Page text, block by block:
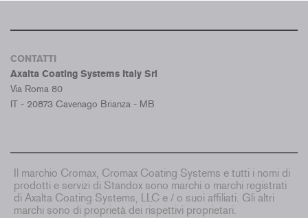
CONTATTI
Axalta Coating Systems Italy Srl
Via Roma 80
IT - 20873 Cavenago Brianza - MB
Il marchio Cromax, Cromax Coating Systems e tutti i nomi di
prodotti e servizi di Standox sono marchi o marchi registrati
di Axalta Coating Systems, LLC e / o suoi affiliati. Gli altri
marchi sono di proprietà dei rispettivi proprietari.